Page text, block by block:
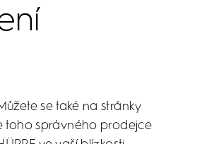
se také na stránky
toho správného prodejce